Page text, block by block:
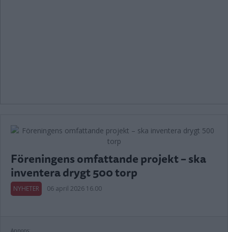
Föreningens omfattande projekt – ska
inventera drygt 500 torp
NYHETER 06 april 2026 16.00
Annons: